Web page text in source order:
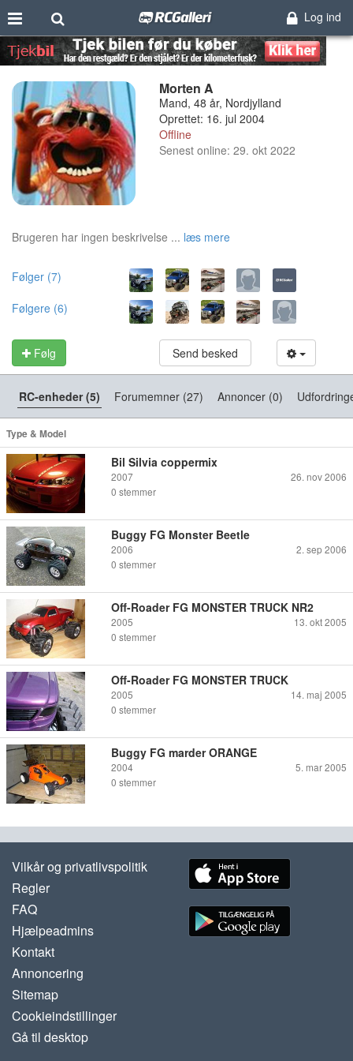
Log ind
Morten A
Mand, 48 år, Nordjylland
Oprettet: 16. jul 2004
Offline
Senest online: 29. okt 2022
Brugeren har ingen beskrivelse ... læs mere
Følger (7)
Følgere (6)
Følg Send besked
RC-enheder (5) Forumemner (27) Annoncer (0)
Type & Model
Bil Silvia coppermix
2007
26. nov 2006
0 stemmer
Buggy FG Monster Beetle
2006
2. sep 2006
0 stemmer
Off-Roader FG MONSTER TRUCK NR2
2005
13. okt 2005
0 stemmer
Off-Roader FG MONSTER TRUCK
2005
14. maj 2005
0 stemmer
Buggy FG marder ORANGE
2004
5. mar 2005
0 stemmer
Vilkår og privatlivspolitik
Regler
FAQ
Hjælpeadmins
Kontakt
Annoncering
Sitemap
Cookieindstillinger
Gå til desktop